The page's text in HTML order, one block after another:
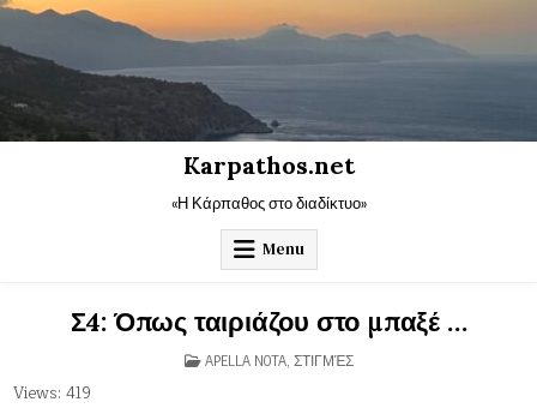
Skip
content
Karpathos.net
«Η Κάρπαθος στο διαδίκτυο»
Menu
Σ4: Όπως ταιριάζου στο μπαξέ …
POSTED
APELLA NOTA, ΣΤΙΓΜΈΣ
Views: 419